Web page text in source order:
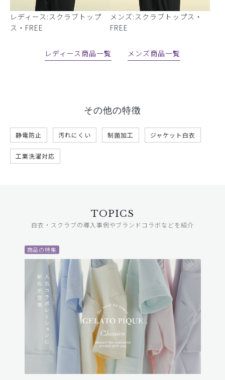
レディース:スクラブトップ
ス・FREE
メンズ:スクラブトップス・
FREE
レディース商品一覧 メンズ商品一覧
その他の特徴
静電防止 汚れにくい 制菌加工 ジャケット白衣
工業洗濯対応
TOPICS
白衣・スクラブの導入事例やブランドコラボなどを紹介
商品の特集